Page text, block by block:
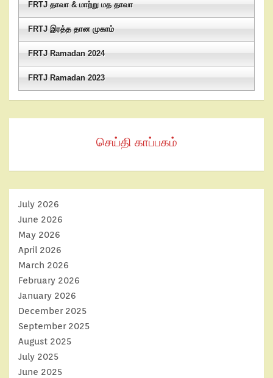
FRTJ தாவா & மாற்று மத தாவா
FRTJ இரத்த தான முகாம்
FRTJ Ramadan 2024
FRTJ Ramadan 2023
செய்தி காப்பகம்
July 2026
June 2026
May 2026
April 2026
March 2026
February 2026
January 2026
December 2025
September 2025
August 2025
July 2025
June 2025